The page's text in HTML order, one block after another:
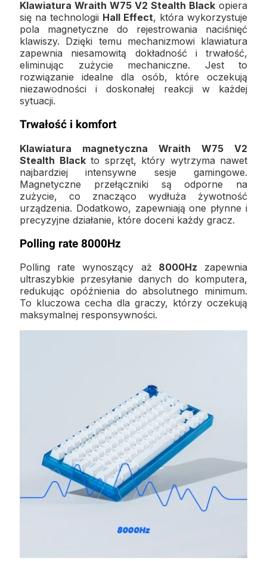
Klawiatura Wraith W75 V2 Stealth Black opiera
się na technologii Hall Effect, która wykorzystuje
pola magnetyczne do rejestrowania naciśnięć
klawiszy. Dzięki temu mechanizmowi klawiatura
zapewnia niesamowitą dokładność i trwałość,
eliminując zużycie mechaniczne. Jest to
rozwiązanie idealne dla osób, które oczekują
niezawodności i doskonałej reakcji w każdej
sytuacji.
Trwałość i komfort
Klawiatura magnetyczna Wraith W75 V2
Stealth Blackto sprzęt, który wytrzyma nawet
najbardziej intensywne sesje gamingowe.
Magnetyczne przełączniki są odporne na
zużycie, co znacząco wydłuża żywotność
urządzenia. Dodatkowo, zapewniają one płynne i
precyzyjne działanie, które doceni każdy gracz.
Polling rate 8000Hz
Polling rate wynoszący aż 8000Hz zapewnia
ultraszybkie przesyłanie danych do komputera,
redukując opóźnienia do absolutnego minimum.
To kluczowa cecha dla graczy, którzy oczekują
maksymalnej responsywności.